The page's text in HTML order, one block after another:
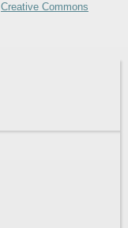
Creative Commons